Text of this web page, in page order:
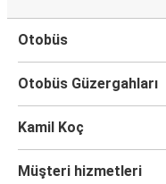
Otobüs
Otobüs Güzergahları
Kamil Koç
Müşteri hizmetleri